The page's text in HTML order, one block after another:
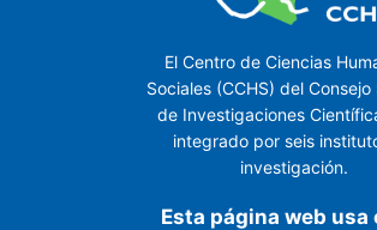
El Centro de Ciencias
Sociales (CCHS) del Consejo
de Investigaciones
integrado por seis
investigación.
Esta página web usa